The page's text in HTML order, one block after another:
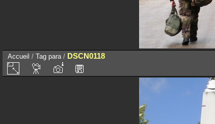
Accueil / Tag para/ DSCN0118